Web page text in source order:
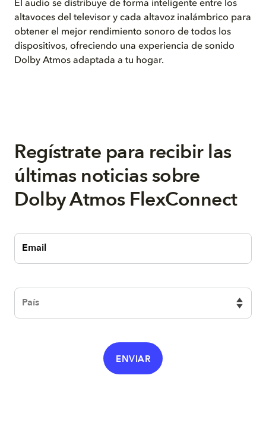
El audio se distribuye de forma inteligente entre los
altavoces del televisor y cada altavoz inalámbrico para
obtener el mejor rendimiento sonoro de todos los
dispositivos, ofreciendo una experiencia de sonido
Dolby Atmos adaptada a tu hogar.
Regístrate para recibir las
últimas noticias sobre
Dolby Atmos FlexConnect
Email
País
ENVIAR